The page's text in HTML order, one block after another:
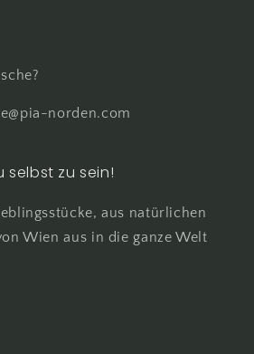
norden.com
selbst zu sein!
aus natürlichen
Wien aus in die ganze Welt